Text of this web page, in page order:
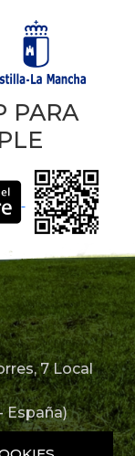
PARA
7 Local
España)